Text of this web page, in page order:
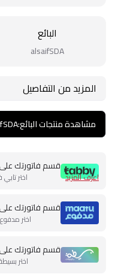
البائع
alsaifSDA
المزيد من التفاصيل
مشاهدة منتجات البائع:
قسم فاتورتك على ٤ دفعات من غير فوائد
اختر اعرف المزيد
قسم فاتورتك على ٤ دفعات من غير فوائد
اختر
قسم فاتورتك
اختر